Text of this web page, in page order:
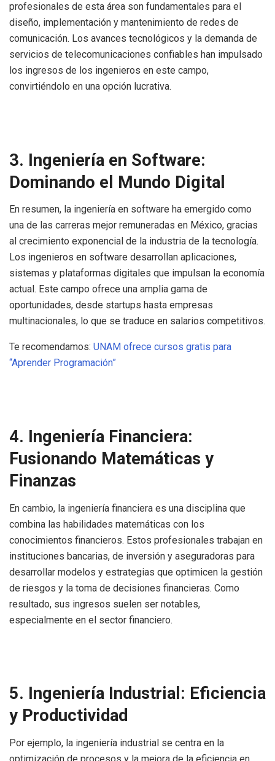
profesionales de esta área son fundamentales para el
diseño, implementación y mantenimiento de redes de
comunicación. Los avances tecnológicos y la demanda de
servicios de telecomunicaciones confiables han impulsado
los ingresos de los ingenieros en este campo,
convirtiéndolo en una opción lucrativa.
3. Ingeniería en Software:
Dominando el Mundo Digital
En resumen, la ingeniería en software ha emergido como
una de las carreras mejor remuneradas en México, gracias
al crecimiento exponencial de la industria de la tecnología.
Los ingenieros en software desarrollan aplicaciones,
sistemas y plataformas digitales que impulsan la economía
actual. Este campo ofrece una amplia gama de
oportunidades, desde startups hasta empresas
multinacionales, lo que se traduce en salarios competitivos.
Te recomendamos: UNAM ofrece cursos gratis para
“Aprender Programación”
4. Ingeniería Financiera:
Fusionando Matemáticas y
Finanzas
En cambio, la ingeniería financiera es una disciplina que
combina las habilidades matemáticas con los
conocimientos financieros. Estos profesionales trabajan en
instituciones bancarias, de inversión y aseguradoras para
desarrollar modelos y estrategias que optimicen la gestión
de riesgos y la toma de decisiones financieras. Como
resultado, sus ingresos suelen ser notables,
especialmente en el sector financiero.
5. Ingeniería Industrial: Eficiencia
y Productividad
Por ejemplo, la ingeniería industrial se centra en la